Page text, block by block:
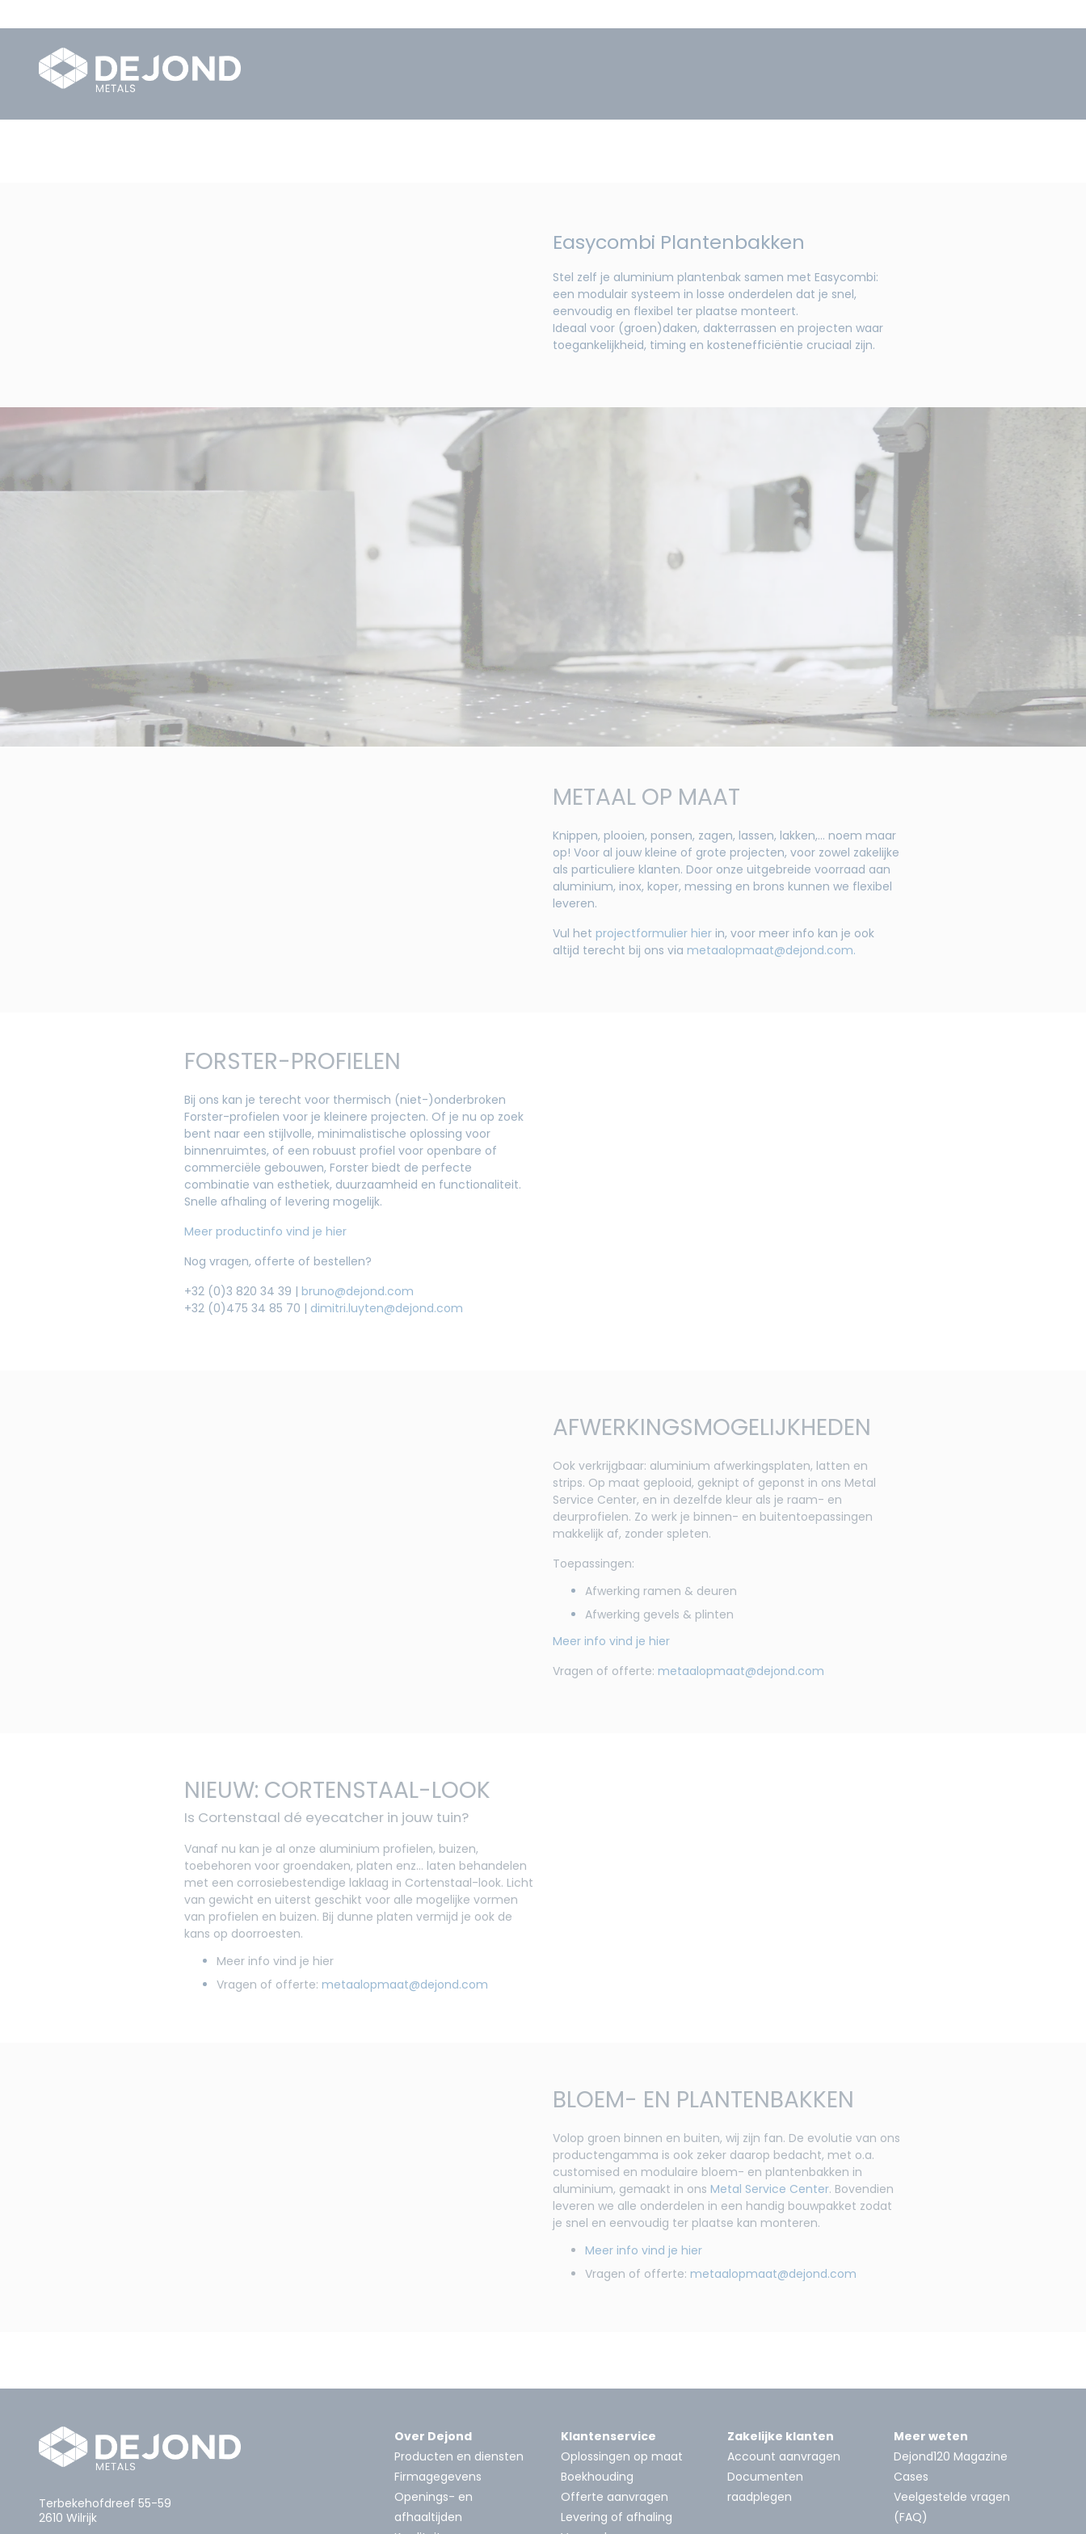
Easycombi Plantenbakken
Stel zelf je aluminium plantenbak samen met Easycombi:
een modulair systeem in losse onderdelen dat je snel,
eenvoudig en flexibel ter plaatse monteert.
Ideaal voor (groen)daken, dakterrassen en projecten waar
toegankelijkheid, timing en kostenefficiëntie cruciaal zijn.
METAAL OP MAAT
Knippen, plooien, ponsen, zagen, lassen, lakken,… noem maar
op! Voor al jouw kleine of grote projecten, voor zowel zakelijke
als particuliere klanten. Door onze uitgebreide voorraad aan
aluminium, inox, koper, messing en brons kunnen we flexibel
leveren.
Vul het projectformulier hier in, voor meer info kan je ook
altijd terecht bij ons via metaalopmaat@dejond.com.
FORSTER-PROFIELEN
Bij ons kan je terecht voor thermisch (niet-)onderbroken
Forster-profielen voor je kleinere projecten. Of je nu op zoek
bent naar een stijlvolle, minimalistische oplossing voor
binnenruimtes, of een robuust profiel voor openbare of
commerciële gebouwen, Forster biedt de perfecte
combinatie van esthetiek, duurzaamheid en functionaliteit.
Snelle afhaling of levering mogelijk.
Meer productinfo vind je hier
Nog vragen, offerte of bestellen?
+32 (0)3 820 34 39 | bruno@dejond.com
+32 (0)475 34 85 70 | dimitri.luyten@dejond.com
AFWERKINGSMOGELIJKHEDEN
Ook verkrijgbaar: aluminium afwerkingsplaten, latten en
strips. Op maat geplooid, ge­knipt of geponst in ons Metal
Service Center, en in dezelfde kleur als je raam- en
deurprofielen. Zo werk je binnen- en buitentoepassingen
makkelijk af, zonder spleten.
Toepassingen:
Afwerking ramen & deuren
Afwerking gevels & plinten
Meer info vind je hier
Vragen of offerte: metaalopmaat@dejond.com
NIEUW: CORTENSTAAL-LOOK
Is Cortenstaal dé eyecatcher in jouw tuin?
Vanaf nu kan je al onze aluminium profielen, buizen,
toebehoren voor groendaken, platen enz… laten behandelen
met een corrosiebestendige laklaag in Cortenstaal-look. Licht
van gewicht en uiterst geschikt voor alle mogelijke vormen
van profielen en buizen. Bij dunne platen vermijd je ook de
kans op doorroesten.
Meer info vind je hier
Vragen of offerte: metaalopmaat@dejond.com
BLOEM- EN PLANTENBAKKEN
Volop groen binnen en buiten, wij zijn fan. De evolutie van ons
productengamma is ook zeker daarop bedacht, met o.a.
customised en modulaire bloem- en plantenbakken in
aluminium, gemaakt in ons Metal Service Center. Bovendien
leveren we alle onderdelen in een handig bouwpakket zodat
je snel en eenvoudig ter plaatse kan monteren.
Meer info vind je hier
Vragen of offerte: metaalopmaat@dejond.com
Terbekehofdreef 55-59
2610 Wilrijk
Over Dejond
Producten en diensten
Firmagegevens
Openings- en
afhaaltijden
Klantenservice
Oplossingen op maat
Boekhouding
Offerte aanvragen
Levering of afhaling
Zakelijke klanten
Account aanvragen
Documenten
raadplegen
Meer weten
Dejond120 Magazine
Cases
Veelgestelde vragen
(FAQ)